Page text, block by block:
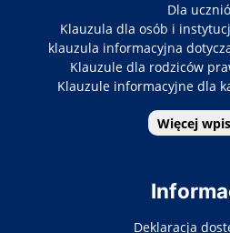
Dla
Klauzula dla osób i
klauzula informacyjna
Klauzule dla rodziców
Klauzule informacyjne dla
Więcej
Deklaracja